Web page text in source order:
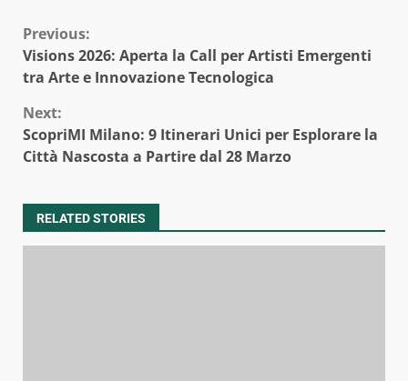
Continue
Reading
Previous:
Visions 2026: Aperta la Call per Artisti Emergenti
tra Arte e Innovazione Tecnologica
Next:
ScopriMI Milano: 9 Itinerari Unici per Esplorare la
Città Nascosta a Partire dal 28 Marzo
RELATED STORIES